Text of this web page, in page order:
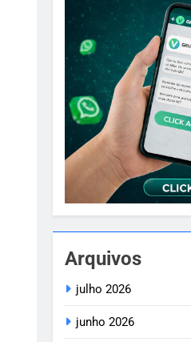
Arquivos
julho 2026
junho 2026